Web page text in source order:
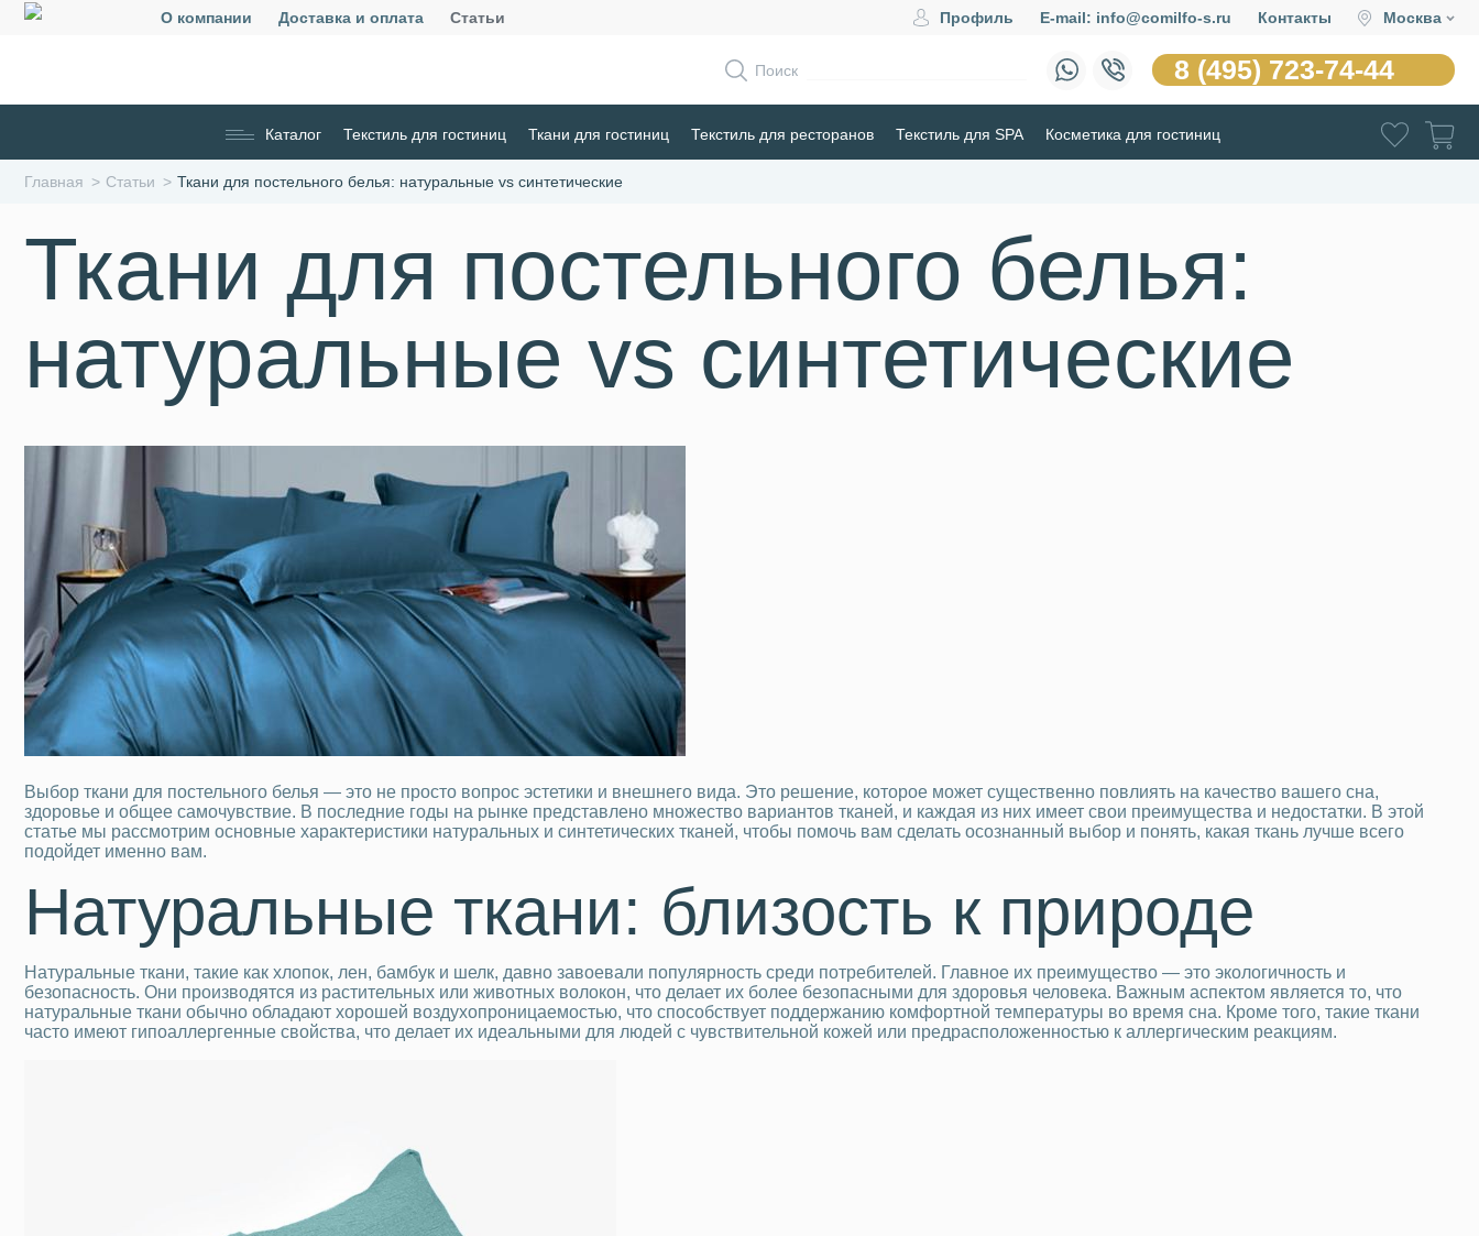
О компании Доставка и оплата Статьи Профиль E-mail: info@comilfo-s.ru Контакты Москва
Поиск 8 (495) 723-74-44
Каталог Текстиль для гостиниц Ткани для гостиниц Текстиль для ресторанов Текстиль для SPA Косметика для гостиниц
Главная Статьи Ткани для постельного белья: натуральные vs синтетические
Ткани для постельного белья:
натуральные vs синтетические
Выбор ткани для постельного белья — это не просто вопрос эстетики и внешнего вида. Это решение, которое может существенно повлиять на качество вашего сна,
здоровье и общее самочувствие. В последние годы на рынке представлено множество вариантов тканей, и каждая из них имеет свои преимущества и недостатки. В этой
статье мы рассмотрим основные характеристики натуральных и синтетических тканей, чтобы помочь вам сделать осознанный выбор и понять, какая ткань лучше всего
подойдет именно вам.
Натуральные ткани: близость к природе
Натуральные ткани, такие как хлопок, лен, бамбук и шелк, давно завоевали популярность среди потребителей. Главное их преимущество — это экологичность и
безопасность. Они производятся из растительных или животных волокон, что делает их более безопасными для здоровья человека. Важным аспектом является то, что
натуральные ткани обычно обладают хорошей воздухопроницаемостью, что способствует поддержанию комфортной температуры во время сна. Кроме того, такие ткани
часто имеют гипоаллергенные свойства, что делает их идеальными для людей с чувствительной кожей или предрасположенностью к аллергическим реакциям.